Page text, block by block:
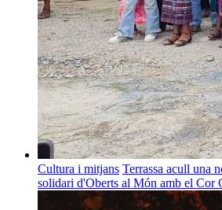
Cultura i mitjans Terrassa acull una
solidari d'Oberts al Món amb el Cor